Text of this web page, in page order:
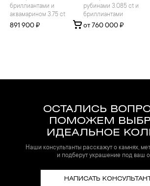
бриллиантами и
аквамарином 3.75 ct
891 900 ₽
рубинами 3.085 ct и
бриллиантами
от 760 000 ₽
ОСТАЛИСЬ
ПОМОЖЕМ
ИДЕАЛЬНОЕ
Наши консультанты расскажут о камнях,
и подберут украшение под ваш
НАПИСАТЬ